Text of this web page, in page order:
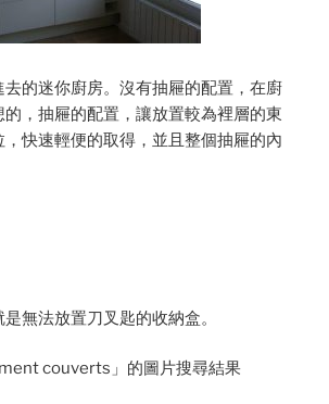
的迷你廚房。沒有抽屜的配置，在廚
，抽屜的配置，讓放置較為裡層的東
快速輕便的取得，並且整個抽屜的內
無法放置刀叉匙的收納盒。